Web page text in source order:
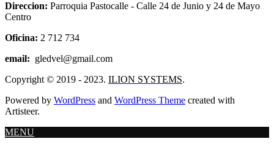
Direccion: Parroquia Pastocalle - Calle 24 de Junio y 24 de Mayo
Centro
Oficina: 2 712 734
email: gledvel@gmail.com
Copyright © 2019 - 2023. ILION SYSTEMS.
Powered by WordPress and WordPress Theme created with
Artisteer.
MENU